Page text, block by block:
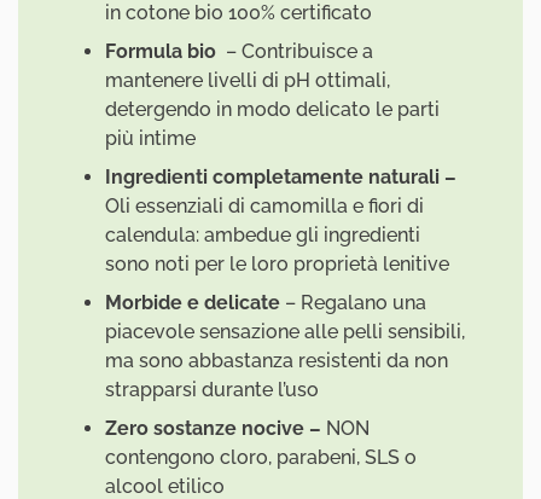
in cotone bio 100% certificato
Formula bio – Contribuisce a
mantenere livelli di pH ottimali,
detergendo in modo delicato le parti
più intime
Ingredienti completamente naturali –
Oli essenziali di camomilla e fiori di
calendula: ambedue gli ingredienti
sono noti per le loro proprietà lenitive
Morbide e delicate – Regalano una
piacevole sensazione alle pelli sensibili,
ma sono abbastanza resistenti da non
strapparsi durante l’uso
Zero sostanze nocive – NON
contengono cloro, parabeni, SLS o
alcool etilico